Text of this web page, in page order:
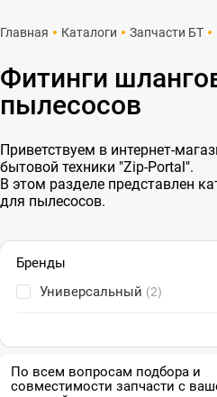
Главная Каталоги Запчасти БТ
Фитинги
пылесосов
Приветствуем в интернет-
бытовой техники "Zip-Portal".
В этом разделе представлен
для пылесосов.
Бренды
Универсальный (2)
По всем вопросам подбора и
совместимости запчасти с